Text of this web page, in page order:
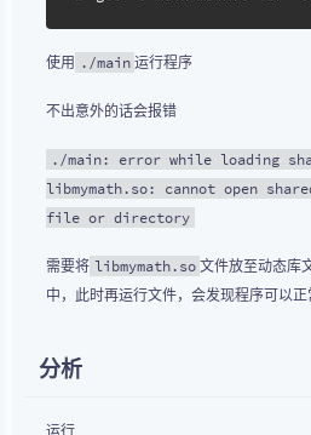
使用 ./main 运行程序
不出意外的话会报错
./main: error while loading
libmymath.so: cannot open
file or directory
需要将 libmymath.so 文件放至动态库
中，此时再运行文件，会发现程序可以正
分析